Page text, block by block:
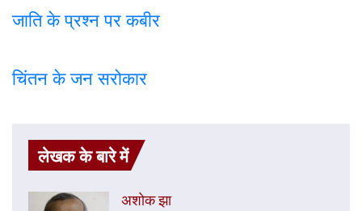
जाति के प्रश्न पर कबीर
चिंतन के जन सरोकार
लेखक के बारे में
अशोक झा